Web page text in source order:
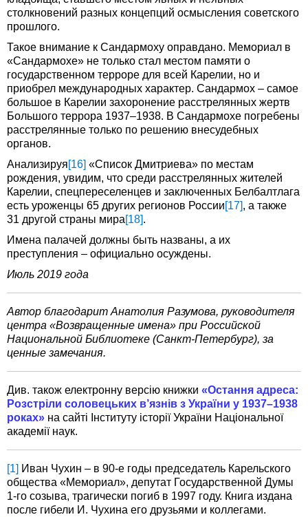
столкновений разных концепций осмысления советского
прошлого.
Такое внимание к Сандармоху оправдано. Мемориал в
«Сандармохе» не только стал местом памяти о
государственном терроре для всей Карелии, но и
приобрел международных характер. Сандармох – самое
большое в Карелии захоронение расстрелянных жертв
Большого террора 1937–1938. В Сандармохе погребены
расстрелянные только по решению внесудебных
органов.
Анализируя[16] «Список Дмитриева» по местам
рождения, увидим, что среди расстрелянных жителей
Карелии, спецпереселенцев и заключенных Белбалтлага
есть уроженцы 65 других регионов России[17], а также
31 другой страны мира[18].
Имена палачей должны быть названы, а их
преступления – официально осуждены.
Июль 2019 года
Автор благодарит Анатолия Разумова, руководителя
центра «Возвращенные имена» при Российской
Национальной Библиотеке (Санкт-Петербург), за
ценные замечания.
Див. також електронну версію книжки «Остання адреса:
Розстріли соловецьких в’язнів з України у 1937–1938
роках» на сайті Інституту історії України Національної
академії наук.
[1] Иван Чухин – в 90-е годы председатель Карельского
общества «Мемориал», депутат Государственной Думы
1-го созыва, трагически погиб в 1997 году. Книга издана
после гибели И. Чухина его друзьями и коллегами.